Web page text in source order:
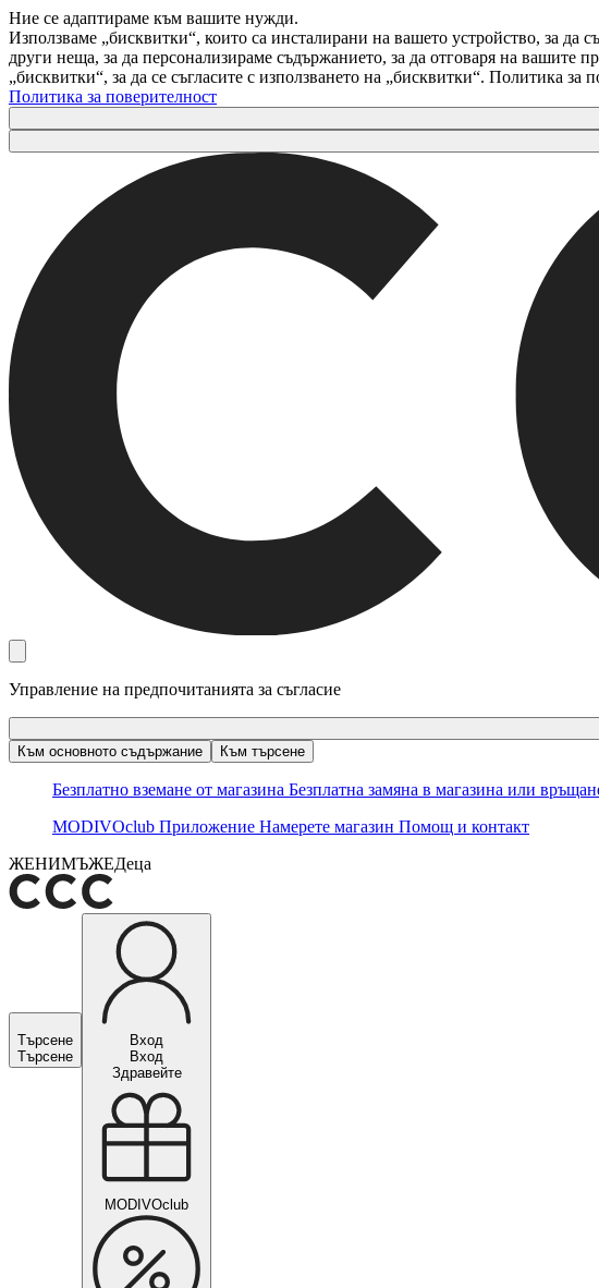
Ние се адаптираме към вашите нужди.
Използваме „бисквитки“, които са инсталирани на вашето устройство, за
други неща, за да персонализираме съдържанието, за да отговаря на
„бисквитки“, за да се съгласите с използването на „бисквитки“. Политика за
Политика за поверителност
Управление на предпочитанията за съгласие
Към основното съдържание
Към търсене
Безплатно вземане от магазина Безплатна замяна в магазина или
MODIVOclub Приложение Намерете магазин Помощ и контакт
ЖЕНИМЪЖЕДеца
Търсене
Търсене
Вход
Вход
Здравейте
MODIVOclub